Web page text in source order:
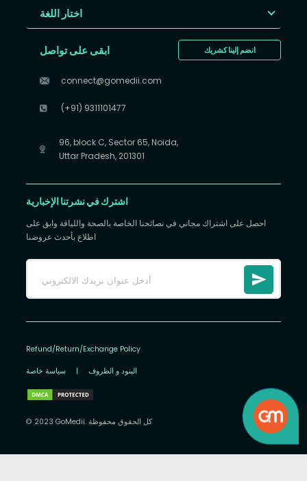
اختار اللغة
انضم إلينا كشريك ابقى على تواصل
connect@gomedii.com
(+91) 9311101477
96, block C, Sector 65, Noida,
Uttar Pradesh, 201301
اشترك في نشرتنا الإخبارية
احصل على اشتراك مجاني في نصائحنا الخاصة بالصحة واللياقة وابق على
اطلاع بأحدث عروضنا
Refund/Return/Exchange Policy
سياسة خاصة | البنود و الظروف
© 2023 GoMedii. كل الحقوق محفوظة